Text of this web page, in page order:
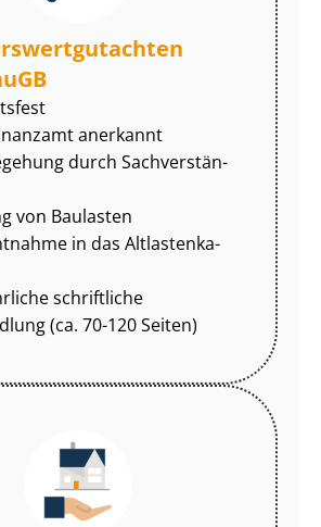
anerkannt
durch Sach­ver­stän­
von Baulasten
in das Alt­las­ten­ka­
schriftliche
(ca. 70-120 Seiten)